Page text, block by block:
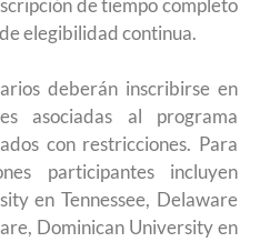
de tiempo completo
elegibilidad continua.
deberán inscribirse en
asociadas al programa
con restricciones. Para
participantes incluyen
en Tennessee, Delaware
Dominican University en